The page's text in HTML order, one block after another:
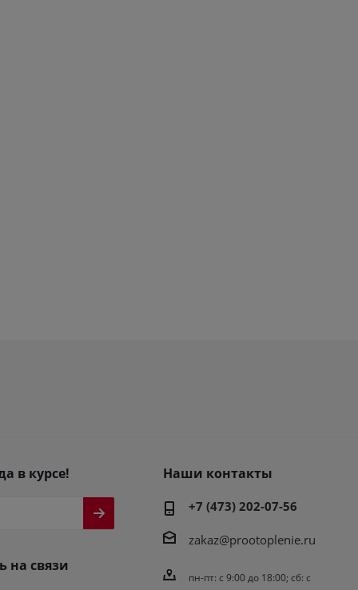
в курсе!
на связи
Наши контакты
+7 (473) 202-07-56
zakaz@prootoplenie.ru
пн-пт: c 9:00 до 18:00; сб: с